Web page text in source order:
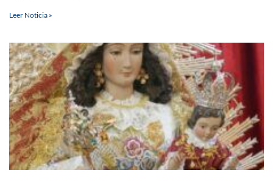
Leer Noticia »